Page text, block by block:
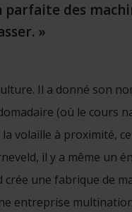
des
»
Il a donné son
(où le cours
volaille à proximité,
il y a même un
crée une fabrique de
entreprise